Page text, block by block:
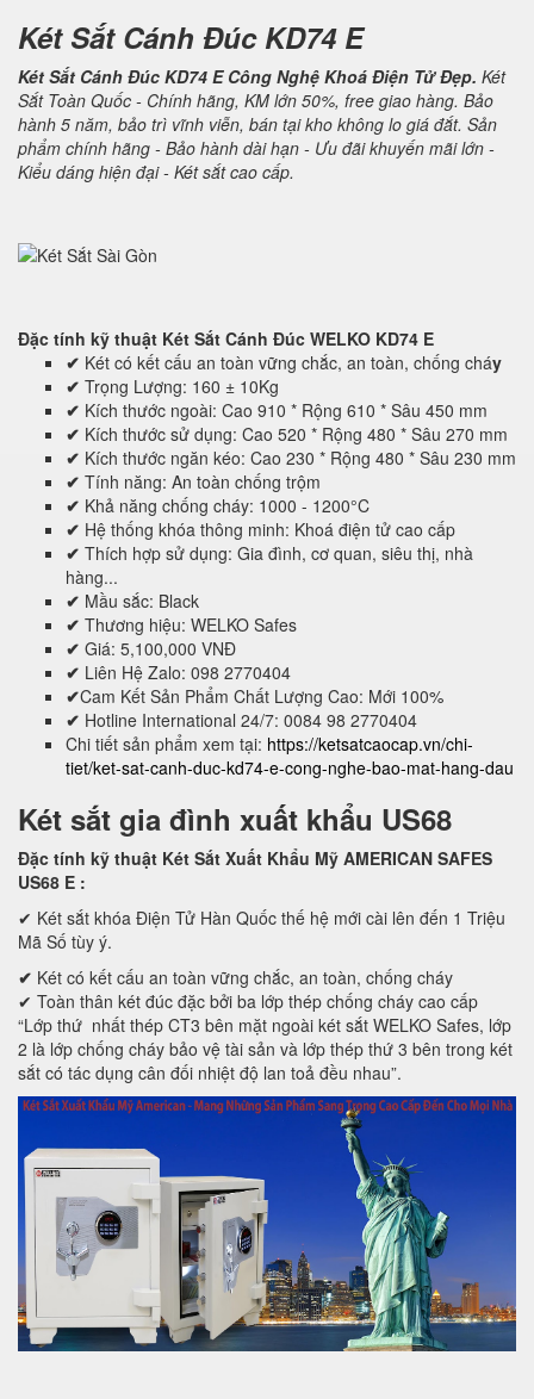
Két Sắt Cánh Đúc KD74 E
Két Sắt Cánh Đúc KD74 E Công Nghệ Khoá Điện Tử Đẹp. Két
Sắt Toàn Quốc - Chính hãng, KM lớn 50%, free giao hàng. Bảo
hành 5 năm, bảo trì vĩnh viễn, bán tại kho không lo giá đắt. Sản
phẩm chính hãng - Bảo hành dài hạn - Ưu đãi khuyến mãi lớn -
Kiểu dáng hiện đại - Két sắt cao cấp.
Đặc tính kỹ thuật Két Sắt Cánh Đúc WELKO KD74 E
✔ Két có kết cấu an toàn vững chắc, an toàn, chống cháy
✔ Trọng Lượng: 160 ± 10Kg
✔ Kích thước ngoài: Cao 910 * Rộng 610 * Sâu 450 mm
✔ Kích thước sử dụng: Cao 520 * Rộng 480 * Sâu 270 mm
✔ Kích thước ngăn kéo: Cao 230 * Rộng 480 * Sâu 230 mm
✔ Tính năng: An toàn chống trộm
✔ Khả năng chống cháy: 1000 - 1200°C
✔ Hệ thống khóa thông minh: Khoá điện tử cao cấp
✔ Thích hợp sử dụng: Gia đình, cơ quan, siêu thị, nhà
hàng...
✔ Mầu sắc: Black
✔ Thương hiệu: WELKO Safes
✔ Giá: 5,100,000 VNĐ
✔ Liên Hệ Zalo: 098 2770404
✔Cam Kết Sản Phẩm Chất Lượng Cao: Mới 100%
✔ Hotline International 24/7: 0084 98 2770404
Chi tiết sản phẩm xem tại: https://ketsatcaocap.vn/chi-
tiet/ket-sat-canh-duc-kd74-e-cong-nghe-bao-mat-hang-dau
Két sắt gia đình xuất khẩu US68
Đặc tính kỹ thuật Két Sắt Xuất Khẩu Mỹ AMERICAN SAFES
US68 E :
✔ Két sắt khóa Điện Tử Hàn Quốc thế hệ mới cài lên đến 1 Triệu
Mã Số tùy ý.
✔ Két có kết cấu an toàn vững chắc, an toàn, chống cháy
✔ Toàn thân két đúc đặc bởi ba lớp thép chống cháy cao cấp
“Lớp thứ nhất thép CT3 bên mặt ngoài két sắt WELKO Safes, lớp
2 là lớp chống cháy bảo vệ tài sản và lớp thép thứ 3 bên trong két
sắt có tác dụng cân đối nhiệt độ lan toả đều nhau”.